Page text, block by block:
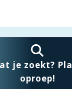
je zoekt?
oproep!